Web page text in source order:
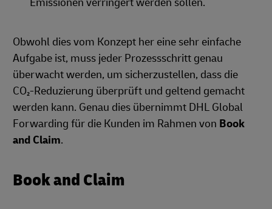
Obwohl dies vom Konzept her eine sehr einfache
Aufgabe ist, muss jeder Prozessschritt genau
überwacht werden, um sicherzustellen, dass die
CO₂-Reduzierung überprüft und geltend gemacht
werden kann. Genau dies übernimmt DHL Global
Forwarding für die Kunden im Rahmen von Book
and Claim.
Book and Claim